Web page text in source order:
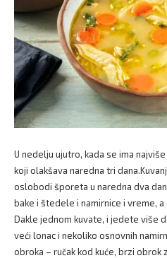
U nedelju ujutro, kada se ima
koji olakšava naredna tri
oslobodi šporeta u naredna dva
bake i štedele i namirnice i vreme,
Dakle jednom kuvate, i jedete više
veći lonac i nekoliko osnovnih
obroka – ručak kod kuće, brzi obrok